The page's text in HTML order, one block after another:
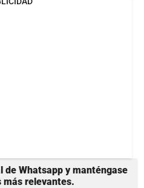
de Whatsapp y manténgase
más relevantes.